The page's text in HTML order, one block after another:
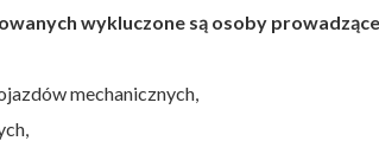
wykluczone są osoby
mechanicznych,